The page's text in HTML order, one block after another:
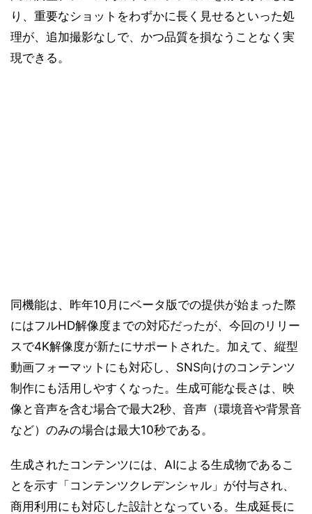
り、重要なショットをわずかに長く見せるといった処
理が、追加撮影なしで、かつ品質を損なうことなく実
現できる。
同機能は、昨年10月にベータ版での提供が始まった際
にはフルHD解像度までの対応だったが、今回のリリー
スで4K解像度が新たにサポートされた。加えて、縦型
動画フォーマットにも対応し、SNS向けのコンテンツ
制作にも活用しやすくなった。生成可能な長さは、映
像と音声を含む場合で最大2秒、音声（環境音や背景音
など）のみの場合は最大10秒である。
生成されたコンテンツには、AIによる生成物であるこ
とを示す「コンテンツクレデンシャル」が付与され、
商用利用にも対応した設計となっている。生成延長に